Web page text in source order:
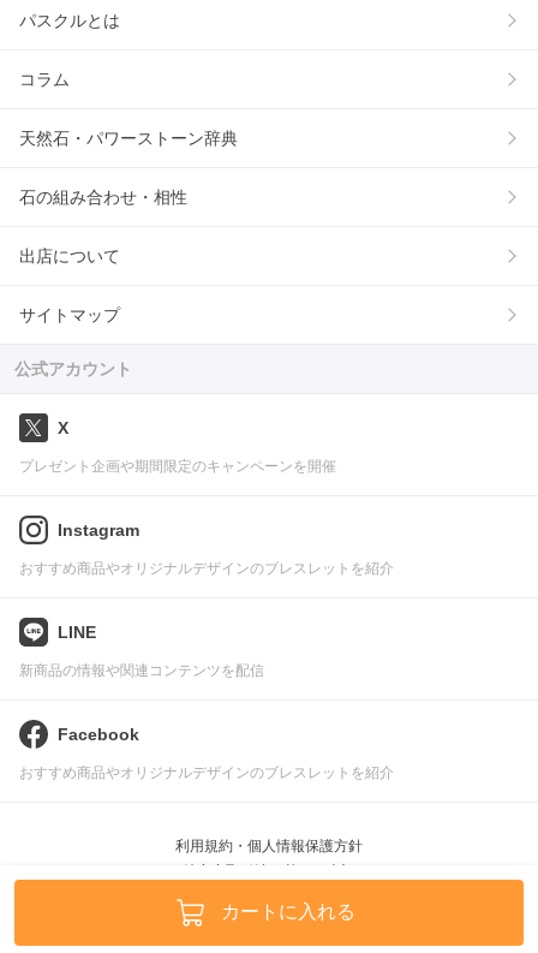
パスクルとは
コラム
天然石・パワーストーン辞典
石の組み合わせ・相性
出店について
サイトマップ
公式アカウント
X
プレゼント企画や期間限定のキャンペーンを開催
Instagram
おすすめ商品やオリジナルデザインのブレスレットを紹介
LINE
新商品の情報や関連コンテンツを配信
Facebook
おすすめ商品やオリジナルデザインのブレスレットを紹介
利用規約・個人情報保護方針
Pascle © leafworks, Inc.